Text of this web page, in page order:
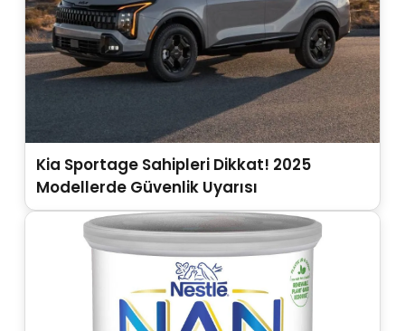
Kia Sportage Sahipleri Dikkat! 2025
Modellerde Güvenlik Uyarısı